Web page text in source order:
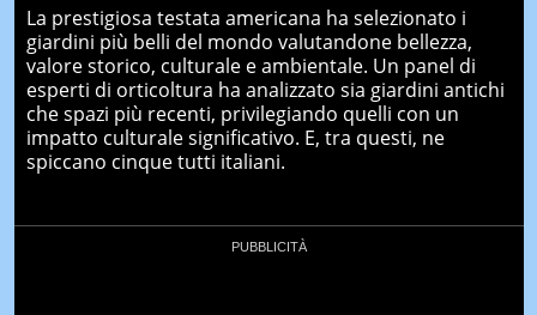
La prestigiosa testata americana ha selezionato i
giardini più belli del mondo valutandone bellezza,
valore storico, culturale e ambientale. Un panel di
esperti di orticoltura ha analizzato sia giardini antichi
che spazi più recenti, privilegiando quelli con un
impatto culturale significativo. E, tra questi, ne
spiccano cinque tutti italiani.